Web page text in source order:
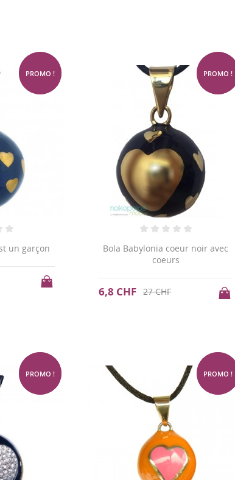
-75%
PROMO !
un garçon
-75%
PROMO !
Bola Babylonia coeur noir avec
coeurs
6,8 CHF 27 CHF
-75%
PROMO ! -75%
PROMO !